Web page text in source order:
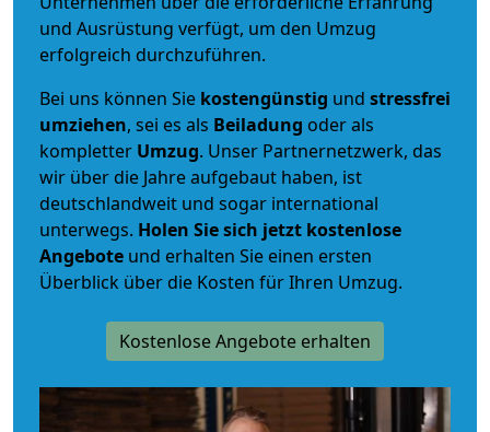
und Ausrüstung verfügt, um den Umzug
erfolgreich durchzuführen.
Bei uns können Sie kostengünstig und stressfrei
umziehen, sei es als Beiladung oder als
kompletter Umzug. Unser Partnernetzwerk, das
wir über die Jahre aufgebaut haben, ist
deutschlandweit und sogar international
unterwegs. Holen Sie sich jetzt kostenlose
Angebote und erhalten Sie einen ersten
Überblick über die Kosten für Ihren Umzug.
Kostenlose Angebote erhalten